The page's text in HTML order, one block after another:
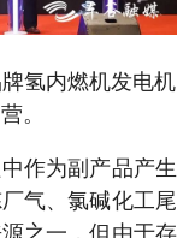
氢内燃机发电机
。
作为副产品产生
气、氯碱化工尾
之一，但由于存